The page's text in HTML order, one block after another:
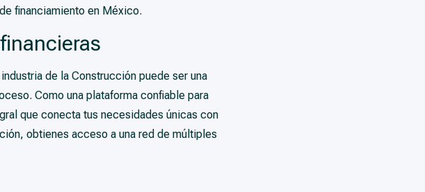
financiamiento en México.
de la Construcción puede ser una
Como una plataforma confiable para
que conecta tus necesidades únicas con
obtienes acceso a una red de múltiples